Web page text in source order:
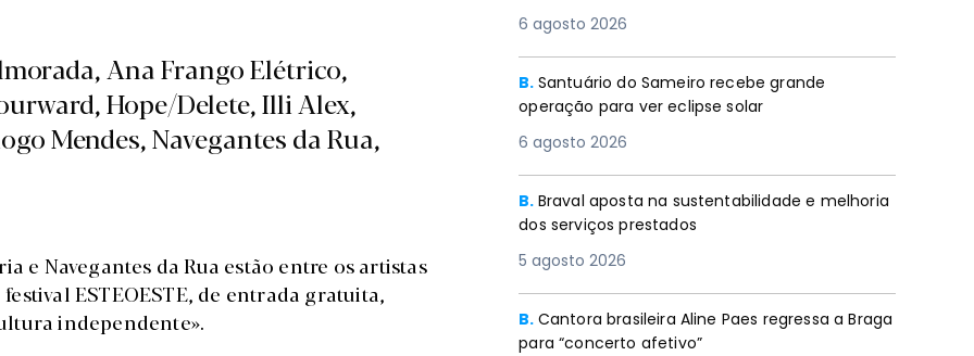
Ana Frango Elétrico,
Hope/Delete, Illi Alex,
Mendes, Navegantes da Rua,
e Navegantes da Rua estão entre os artistas
ESTEOESTE, de entrada gratuita,
independente».
6 agosto 2026
B. Santuário do Sameiro recebe grande
operação para ver eclipse solar
6 agosto 2026
B. Braval aposta na sustentabilidade e melhoria
dos serviços prestados
5 agosto 2026
B. Cantora brasileira Aline Paes regressa a Braga
para “concerto afetivo”